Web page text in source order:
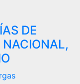
DE
NACIONAL,